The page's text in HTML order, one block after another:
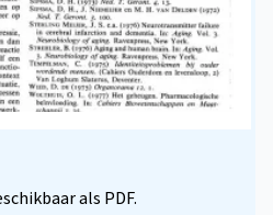
als PDF.